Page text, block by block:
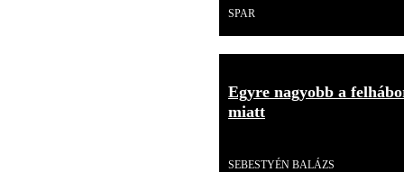
SPAR
Egyre nagyobb a
miatt
SEBESTYÉN BALÁZS